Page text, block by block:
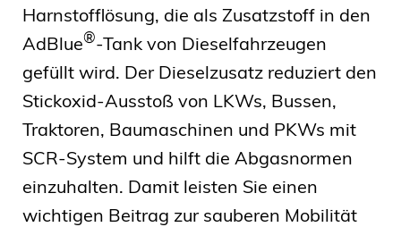
Harnstofflösung, die als Zusatzstoff in den
AdBlue®-Tank von Dieselfahrzeugen
gefüllt wird. Der Dieselzusatz reduziert den
Stickoxid-Ausstoß von LKWs, Bussen,
Traktoren, Baumaschinen und PKWs mit
SCR-System und hilft die Abgasnormen
einzuhalten. Damit leisten Sie einen
wichtigen Beitrag zur sauberen Mobilität